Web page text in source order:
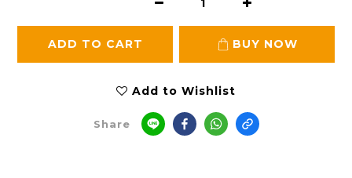
ADD TO CART BUY NOW
Add to Wishlist
Share